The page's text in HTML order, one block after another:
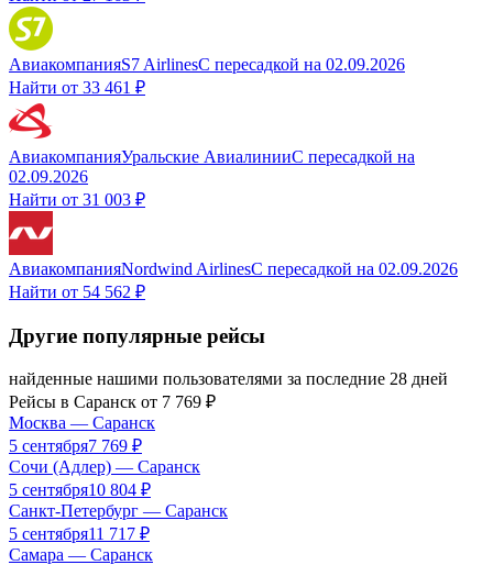
АвиакомпанияS7 AirlinesС пересадкой на 02.09.2026
Найти от 33 461 ₽
АвиакомпанияУральские АвиалинииС пересадкой на
02.09.2026
Найти от 31 003 ₽
АвиакомпанияNordwind AirlinesС пересадкой на 02.09.2026
Найти от 54 562 ₽
Другие популярные рейсы
найденные нашими пользователями за последние 28 дней
Рейсы в Саранск от 7 769 ₽
Москва — Саранск
5 сентября7 769 ₽
Сочи (Адлер) — Саранск
5 сентября10 804 ₽
Санкт-Петербург — Саранск
5 сентября11 717 ₽
Самара — Саранск